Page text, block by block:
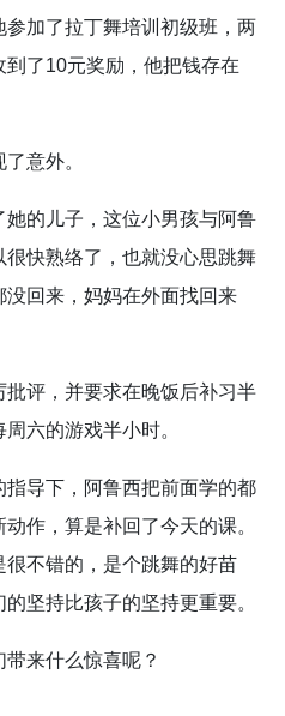
加了拉丁舞培训初级班，两
了10元奖励，他把钱存在
意外。
的儿子，这位小男孩与阿鲁
快熟络了，也就没心思跳舞
回来，妈妈在外面找回来
评，并要求在晚饭后补习半
六的游戏半小时。
导下，阿鲁西把前面学的都
作，算是补回了今天的课。
不错的，是个跳舞的好苗
坚持比孩子的坚持更重要。
来什么惊喜呢？